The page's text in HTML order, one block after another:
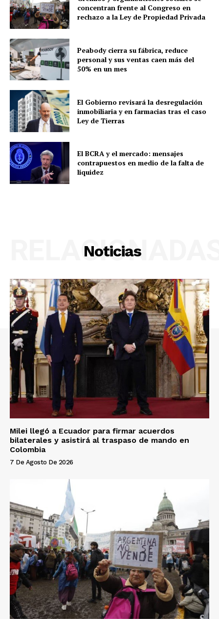
concentran frente al Congreso en
rechazo a la Ley de Propiedad Privada
Peabody cierra su fábrica, reduce
personal y sus ventas caen más del
50% en un mes
El Gobierno revisará la desregulación
inmobiliaria y en farmacias tras el caso
Ley de Tierras
El BCRA y el mercado: mensajes
contrapuestos en medio de la falta de
liquidez
Noticias
Milei llegó a Ecuador para firmar acuerdos
bilaterales y asistirá al traspaso de mando en
Colombia
7 De Agosto De 2026